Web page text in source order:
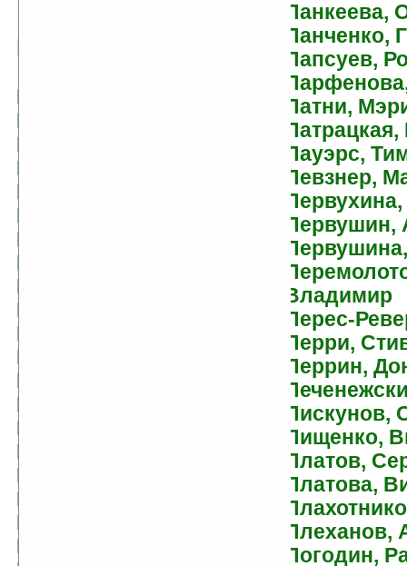
Б
Бабенко, Виталий
Бабкин, Михаил
Багазова, Алина
Багдерина, Светлана
Бадей, Сергей
Баженов, Виктор
Балабуха, Андрей
Баллард, Джеймс
Балмер, Кеннет
Банч, Кристофер
Баркер, Клайв
Барон, Алексей
Басов, Николай
Батчер, Джим
Бахнов, Владлен
Бачило, Александр
Бегемотов, Нестор
Белаш, Александр
Белаш, Людмила
Белецкая, Екатерина
Панкеева,
Панченко,
Папсуев,
Патни,
Пауэрс,
Певзнер,
Первушин,
Владимир
Перес-
Перри,
Перрин,
Пискунов,
Пищенко,
Платов,
Платова,
Плеханов,
Погодин,